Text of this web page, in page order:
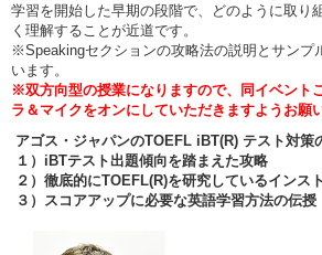
学習を開始した早期の段階で、どのように取り
く理解することが近道です。
※Speakingセクションの攻略法の説明とサンプ
います。
※双方向型の授業になりますので、同イベント
ラ＆マイクをオンにしていただきますようお願
アゴス・ジャパンのTOEFL iBT(R) テスト対策
１）iBTテスト出題傾向を踏まえた攻略
２）徹底的にTOEFL(R)を研究しているインス
３）スコアアップに必要な英語学習方法の伝授